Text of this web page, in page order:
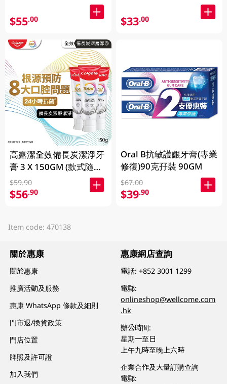
$55.00
高露潔全效備長炭潔淨牙
膏 3 X 150GM (款式隨機
發送)
$59.90
$56.90
$33.00
Oral B抗敏護齦牙膏(專業
修復)90克孖裝 90GM
$67.00
$39.90
Item code: 470138
關於惠康
關於惠康
推廣活動及服務
惠康 WhatsApp 條款及細則
門市退/換貨政策
門店位置
牌照及許可證
加入我們
惠康網店查詢
電話:+852 3001 1299
電郵:
onlineshop@wellcome.com
.hk
辦公時間:
星期一至日
上午九時至晚上六時
企業合作及大量訂購查詢
電郵: